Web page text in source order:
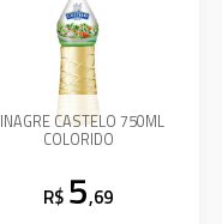
CASTELO 750ML
COLORIDO
R$ 5,69